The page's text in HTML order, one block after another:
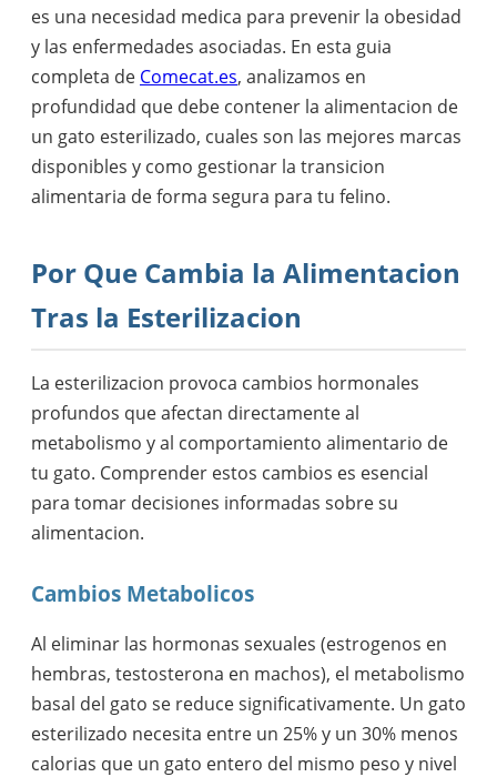
es una necesidad medica para prevenir la obesidad
y las enfermedades asociadas. En esta guia
completa de Comecat.es, analizamos en
profundidad que debe contener la alimentacion de
un gato esterilizado, cuales son las mejores marcas
disponibles y como gestionar la transicion
alimentaria de forma segura para tu felino.
Por Que Cambia la Alimentacion
Tras la Esterilizacion
La esterilizacion provoca cambios hormonales
profundos que afectan directamente al
metabolismo y al comportamiento alimentario de
tu gato. Comprender estos cambios es esencial
para tomar decisiones informadas sobre su
alimentacion.
Cambios Metabolicos
Al eliminar las hormonas sexuales (estrogenos en
hembras, testosterona en machos), el metabolismo
basal del gato se reduce significativamente. Un gato
esterilizado necesita entre un 25% y un 30% menos
calorias que un gato entero del mismo peso y nivel